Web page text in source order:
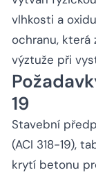
vlhkosti a
ochranu,
výztuže při
19
Stavební
(ACI 318-19),
krytí betonu